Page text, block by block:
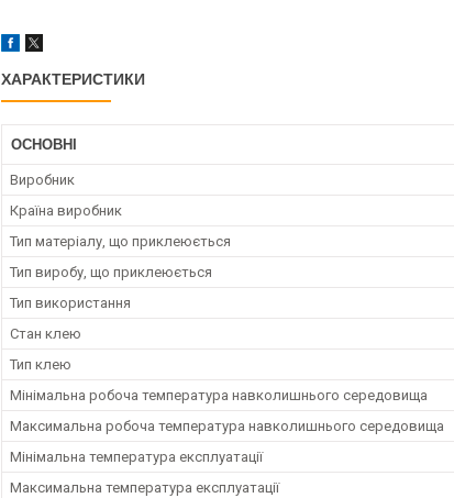
ХАРАКТЕРИСТИКИ
ОСНОВНІ
Виробник
Країна виробник
Тип матеріалу, що приклеюється
Тип виробу, що приклеюється
Тип використання
Стан клею
Тип клею
Мінімальна робоча температура навколишнього середовища
Максимальна робоча температура навколишнього середовища
Мінімальна температура експлуатації
Максимальна температура експлуатації